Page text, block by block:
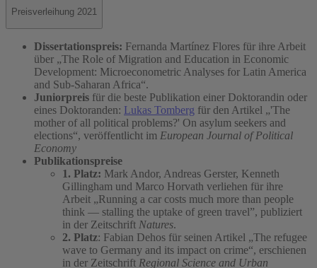
Preisverleihung 2021
Dissertationspreis: Fernanda Martínez Flores für ihre Arbeit
über „The Role of Migration and Education in Economic
Development: Microeconometric Analyses for Latin America
and Sub-Saharan Africa“.
Juniorpreis für die beste Publikation einer Doktorandin oder
eines Doktoranden: Lukas Tomberg für den Artikel „'The
mother of all political problems?' On asylum seekers and
elections“, veröffentlicht im European Journal of Political
Economy
Publikationspreise
1. Platz: Mark Andor, Andreas Gerster, Kenneth
Gillingham und Marco Horvath verliehen für ihre
Arbeit „Running a car costs much more than people
think — stalling the uptake of green travel”, publiziert
in der Zeitschrift Natures.
2. Platz: Fabian Dehos für seinen Artikel „The refugee
wave to Germany and its impact on crime“, erschienen
in der Zeitschrift Regional Science and Urban